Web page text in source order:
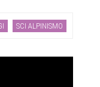
SCI ALPINISMO